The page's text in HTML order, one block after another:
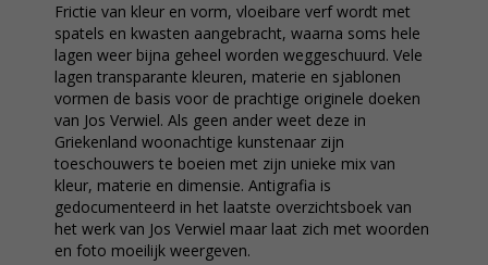
Frictie van kleur en vorm, vloeibare verf wordt met
spatels en kwasten aangebracht, waarna soms hele
lagen weer bijna geheel worden weggeschuurd. Vele
lagen transparante kleuren, materie en sjablonen
vormen de basis voor de prachtige originele doeken
van Jos Verwiel. Als geen ander weet deze in
Griekenland woonachtige kunstenaar zijn
toeschouwers te boeien met zijn unieke mix van
kleur, materie en dimensie. Antigrafia is
gedocumenteerd in het laatste overzichtsboek van
het werk van Jos Verwiel maar laat zich met woorden
en foto moeilijk weergeven.